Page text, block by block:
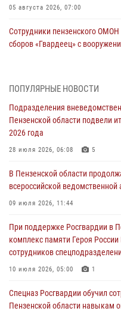
05 августа 2026, 07:00
Сотрудники пензенского
сборов «Гвардеец» с
В Пензе сотрудники
05 августа 2026, 04:00
В Пензе при силовой
деятельность ОПГ,
4
В Управлении Росгвардии по
04 августа 2026, 06:08
Росгвардия обеспечила
День ВДВ в Пензе
ПОПУЛЯРНЫЕ НОВОСТИ
Подразделения
Пензенской области подвели
2026 года
28 июля 2026, 06:08 5
В Пензенской области
всероссийской
09 июля 2026, 11:44
При поддержке Росгвардии в
комплекс памяти Героя
сотрудников
10 июля 2026, 05:00 1
Спецназ Росгвардии обучил
Пензенской области навыкам